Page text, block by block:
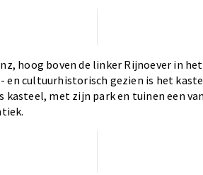
hoog boven de linker Rijnoever in het
cultuurhistorisch gezien is het
kasteel, met zijn park en tuinen een